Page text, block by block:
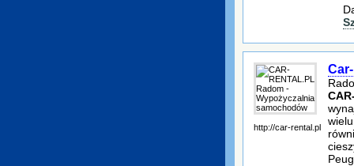
http://car-rental.pl